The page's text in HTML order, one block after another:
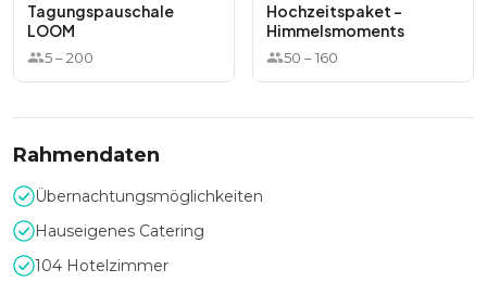
Tagungspauschale
LOOM
5–200
Hochzeitspaket -
Himmelsmoments
50 –160
Rahmendaten
Übernachtungsmöglichkeiten
Hauseigenes Catering
104 Hotelzimmer